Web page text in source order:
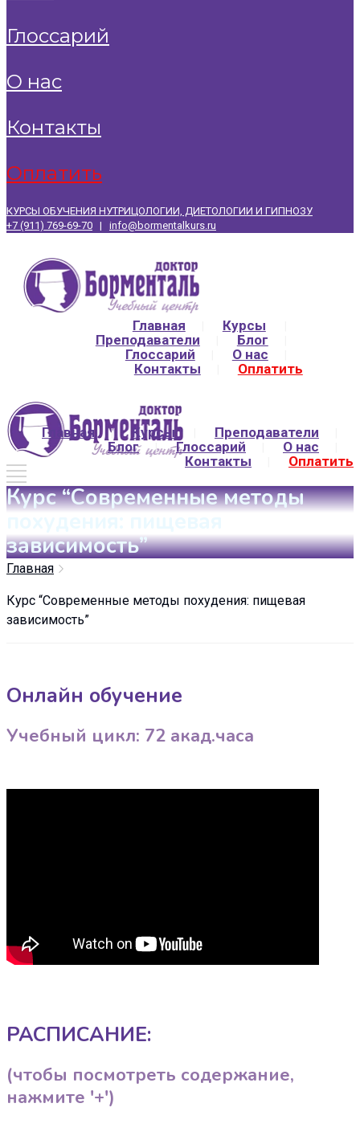
глоссарий
о нас
контакты
оплатить
КУРСЫ ОБУЧЕНИЯ НУТРИЦОЛОГИИ, ДИЕТОЛОГИИ И ГИПНОЗУ
+7 (911) 769-69-70 | info@bormentalkurs.ru
Главная
Курсы
Преподаватели
Блог
Глоссарий
О нас
Контакты
Оплатить
Главная Курсы
Преподаватели
Блог
Глоссарий
О нас
Контакты
Оплатить
Курс “Современные методы
зависимость”
Главная
Курс “Современные методы похудения: пищевая
зависимость”
Онлайн обучение
Учебный цикл: 72 акад.часа
РАСПИСАНИЕ:
(чтобы посмотреть содержание,
нажмите '+')